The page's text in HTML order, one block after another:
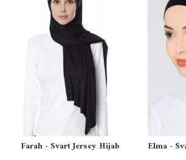
Farah - Svart Jersey Hijab Elma -